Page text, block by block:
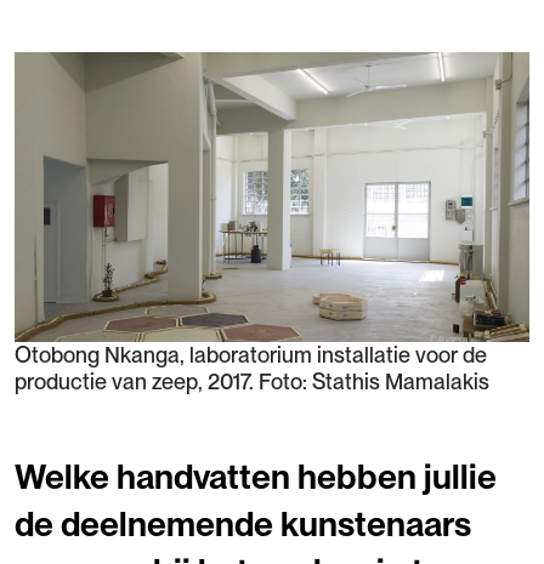
Otobong Nkanga, laboratorium installatie voor de
productie van zeep, 2017. Foto: Stathis Mamalakis
Welke handvatten hebben jullie
de deelnemende kunstenaars